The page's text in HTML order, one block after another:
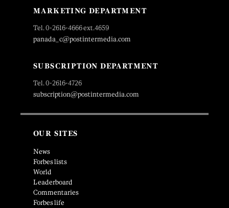
MARKETING DEPARTMENT
Tel. 0-2616-4666 ext.4659
panada_c@postintermedia.com
SUBSCRIPTION DEPARTMENT
Tel. 0-2616-4726
subscription@postintermedia.com
OUR SITES
News
Forbes lists
World
Leaderboard
Commentaries
Forbes life